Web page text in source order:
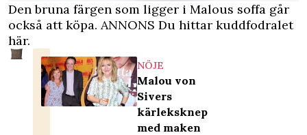
Den bruna färgen som ligger i Malous soffa går
också att köpa. ANNONS Du hittar kuddfodralet
här.
NÖJE
Malou von
Sivers
kärleksknep
med maken